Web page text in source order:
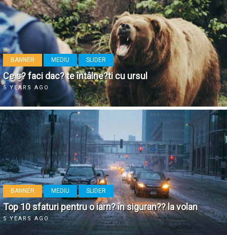
BANNER MEDIU SLIDER
Ce s? faci dac? te întâlne?ti cu ursul
5 YEARS AGO
BANNER MEDIU SLIDER
Top 10 sfaturi pentru o iarn? în siguran?? la volan
5 YEARS AGO